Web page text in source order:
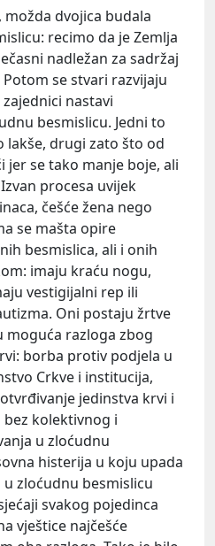
dvojica budala
recimo da je Zemlja
nadležan za sadržaj
se stvari razvijaju
nastavi
besmislicu. Jedni to
lakše, drugi zato što od
se tako manje boje, ali
procesa uvijek
češće žena nego
se mašta opire
besmislica, ali i onih
imaju kraću nogu,
vestigijalni rep ili
Oni postaju žrtve
moguća razloga zbog
borba protiv podjela u
Crkve i institucija,
jedinstva krvi i
bez kolektivnog i
u zloćudnu
histerija u koju upada
zloćudnu besmislicu
svakog pojedinca
vještice najčešće